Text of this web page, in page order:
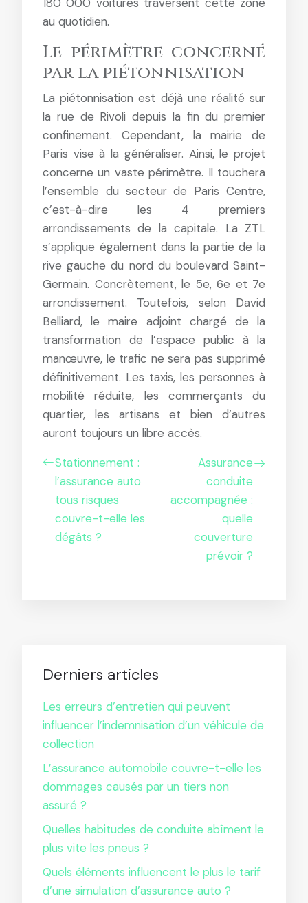
au quotidien.
Le périmètre concerné
par la piétonnisation
La piétonnisation est déjà une réalité sur
la rue de Rivoli depuis la fin du premier
confinement. Cependant, la mairie de
Paris vise à la généraliser. Ainsi, le projet
concerne un vaste périmètre. Il touchera
l’ensemble du secteur de Paris Centre,
c’est-à-dire les 4 premiers
arrondissements de la capitale. La ZTL
s’applique également dans la partie de la
rive gauche du nord du boulevard Saint-
Germain. Concrètement, le 5e, 6e et 7e
arrondissement. Toutefois, selon David
Belliard, le maire adjoint chargé de la
transformation de l’espace public à la
manœuvre, le trafic ne sera pas supprimé
définitivement. Les taxis, les personnes à
mobilité réduite, les commerçants du
quartier, les artisans et bien d’autres
auront toujours un libre accès.
Stationnement :
l’assurance auto
tous risques
couvre-t-elle les
dégâts ?
Assurance
conduite
accompagnée :
quelle
couverture
prévoir ?
Derniers articles
Les erreurs d’entretien qui peuvent
influencer l’indemnisation d’un véhicule de
collection
L’assurance automobile couvre-t-elle les
dommages causés par un tiers non
assuré ?
Quelles habitudes de conduite abîment le
plus vite les pneus ?
Quels éléments influencent le plus le tarif
d’une simulation d’assurance auto ?